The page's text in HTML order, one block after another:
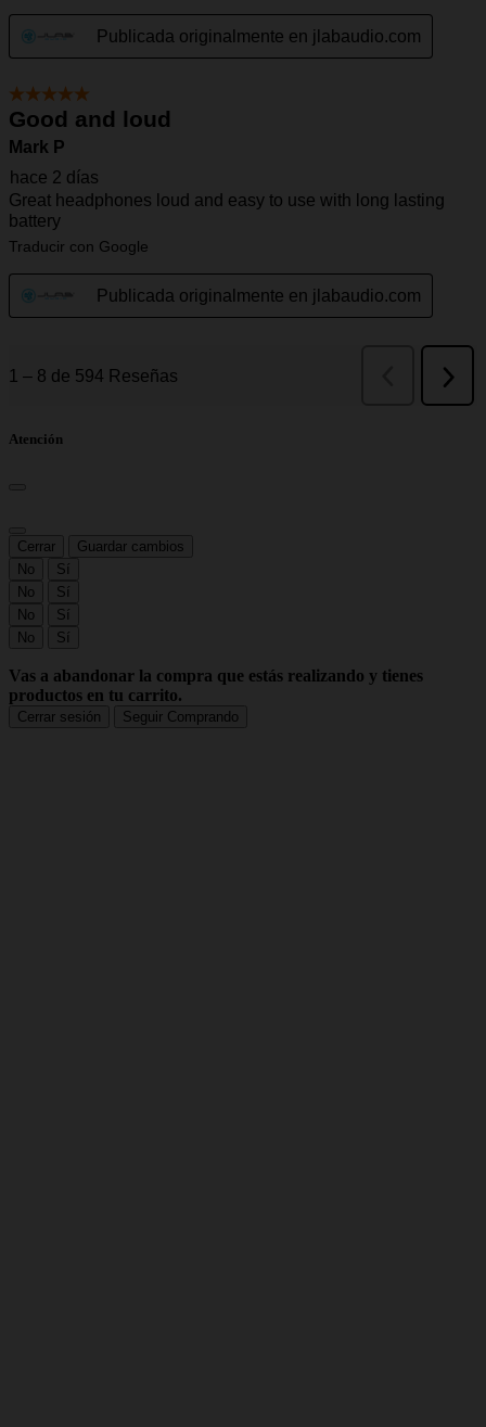
Atención
Cerrar
Guardar cambios
No
Sí
No
Sí
No
Sí
No
Sí
Vas a abandonar la compra que estás realizando y tienes
productos en tu carrito.
Cerrar sesión Seguir Comprando